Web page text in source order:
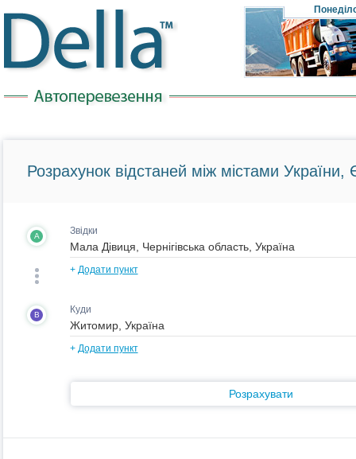
Розрахунок відстаней між містами України,
A Звідки
+ Додати пункт
B Куди
+ Додати пункт
Розрахувати